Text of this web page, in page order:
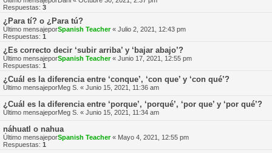
Respuestas: 3
¿Para tí? o ¿Para tú?
Último mensajeporSpanish Teacher« Julio 2, 2021, 12:43 pm
Respuestas: 1
¿Es correcto decir ‘subir arriba’ y ‘bajar abajo’?
Último mensajeporSpanish Teacher« Junio 17, 2021, 12:55 pm
Respuestas: 1
¿Cuál es la diferencia entre ‘conque’, ‘con que’ y ‘con qué’?
Último mensajeporMeg S. « Junio 15, 2021, 11:36 am
¿Cuál es la diferencia entre ‘porque’, ‘porqué’, ‘por que’ y ‘por qué’?
Último mensajeporMeg S. « Junio 15, 2021, 11:34 am
náhuatl o nahua
Último mensajeporSpanish Teacher« Mayo 4, 2021, 12:55 pm
Respuestas: 1